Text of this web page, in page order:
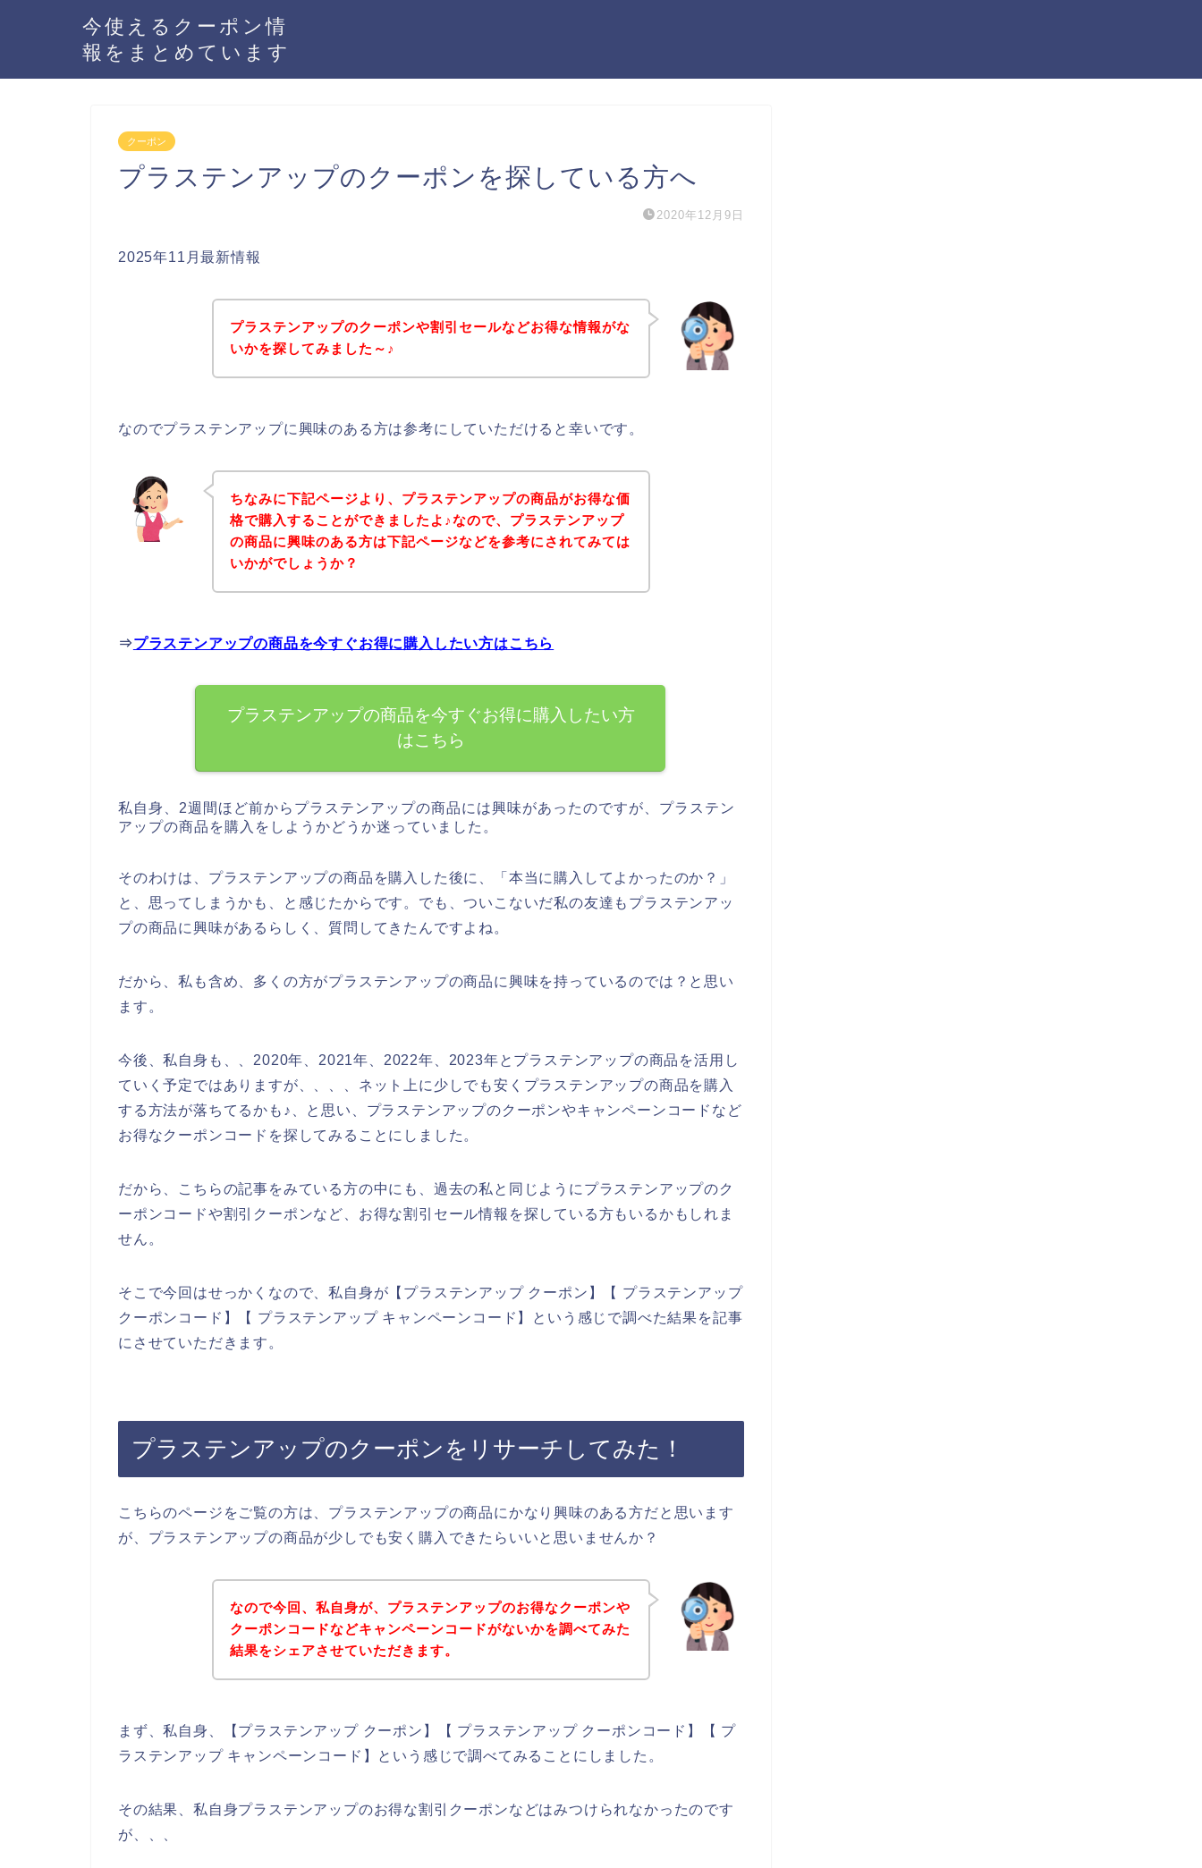
今使えるクーポン情
報をまとめています
クーポン
プラステンアップのクーポンを探している方へ
2020年12月9日
2025年11月最新情報
プラステンアップのクーポンや割引セールなどお得な情報がな
いかを探してみました～♪
なのでプラステンアップに興味のある方は参考にしていただけると幸いです。
ちなみに下記ページより、プラステンアップの商品がお得な価
格で購入することができましたよ♪なので、プラステンアップ
の商品に興味のある方は下記ページなどを参考にされてみては
いかがでしょうか？
⇒プラステンアップの商品を今すぐお得に購入したい方はこちら
プラステンアップの商品を今すぐお得に購入したい方
はこちら
私自身、2週間ほど前からプラステンアップの商品には興味があったのですが、プラステン
アップの商品を購入をしようかどうか迷っていました。
そのわけは、プラステンアップの商品を購入した後に、「本当に購入してよかったのか？」
と、思ってしまうかも、と感じたからです。でも、ついこないだ私の友達もプラステンアッ
プの商品に興味があるらしく、質問してきたんですよね。
だから、私も含め、多くの方がプラステンアップの商品に興味を持っているのでは？と思い
ます。
今後、私自身も、、2020年、2021年、2022年、2023年とプラステンアップの商品を活用し
ていく予定ではありますが、、、、ネット上に少しでも安くプラステンアップの商品を購入
する方法が落ちてるかも♪、と思い、プラステンアップのクーポンやキャンペーンコードなど
お得なクーポンコードを探してみることにしました。
だから、こちらの記事をみている方の中にも、過去の私と同じようにプラステンアップのク
ーポンコードや割引クーポンなど、お得な割引セール情報を探している方もいるかもしれま
せん。
そこで今回はせっかくなので、私自身が【プラステンアップ クーポン】【 プラステンアップ
クーポンコード】【 プラステンアップ キャンペーンコード】という感じで調べた結果を記事
にさせていただきます。
プラステンアップのクーポンをリサーチしてみた！
こちらのページをご覧の方は、プラステンアップの商品にかなり興味のある方だと思います
が、プラステンアップの商品が少しでも安く購入できたらいいと思いませんか？
なので今回、私自身が、プラステンアップのお得なクーポンや
クーポンコードなどキャンペーンコードがないかを調べてみた
結果をシェアさせていただきます。
まず、私自身、【プラステンアップ クーポン】【 プラステンアップ クーポンコード】【 プ
ラステンアップ キャンペーンコード】という感じで調べてみることにしました。
その結果、私自身プラステンアップのお得な割引クーポンなどはみつけられなかったのです
が、、、